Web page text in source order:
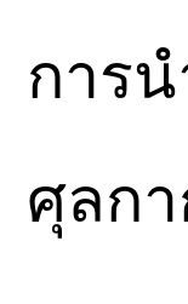
การ
ศุลก